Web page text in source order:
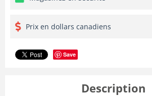
Prix en dollars canadiens
Save
Description